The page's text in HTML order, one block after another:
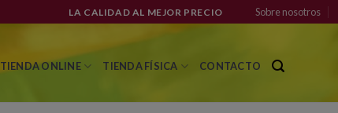
LA CALIDAD AL MEJOR PRECIO Sobre nosotros
TIENDA ONLINE TIENDA FÍSICA CONTACTO